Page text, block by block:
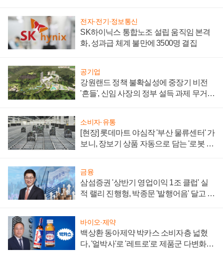
전자·전기·정보통신
SK하이닉스 통합노조 설립 움직임 본격
화, 성과급 체계 불만에 3500명 결집
공기업
강원랜드 정책 불확실성에 중장기 비전
'흔들', 신임 사장의 정부 설득 과제 무거워
소비자·유통
[현장] 롯데마트 야심작 '부산 물류센터' 가
보니, 장보기 상품 자동으로 담는 '로봇 40
금융
삼섬증권 '상반기 영업이익 1조 클럽' 실
적 랠리 진행형, 박종문 '발행어음' 달고 연
바이오·제약
백상환 동아제약 박카스 소비자층 넓혔
다, '얼박사'로 '레트로'로 제품군 다변화